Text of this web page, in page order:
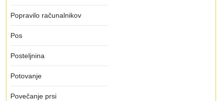
Popravilo računalnikov
Pos
Posteljnina
Potovanje
Povečanje prsi